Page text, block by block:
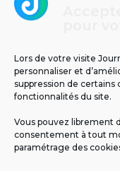
Lors de votre visite
personnaliser et
suppression de certains
fonctionnalités du site.
Vous pouvez librement
consentement à tout
paramétrage des